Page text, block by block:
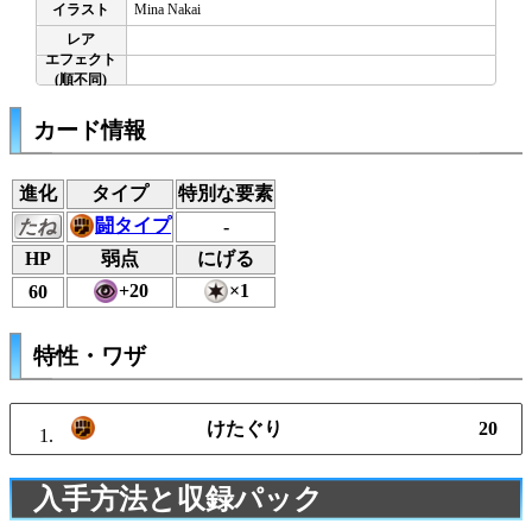
Mina Nakai
カード情報
進化 タイプ
特別な要素
たね
闘タイプ
-
HP
弱点
にげる
60
+20 ×1
特性・ワザ
けたぐり 20
入手方法と収録パック